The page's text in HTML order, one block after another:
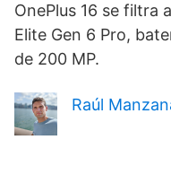
OnePlus 16 se filtra
Elite Gen 6 Pro,
de 200 MP.
Raúl